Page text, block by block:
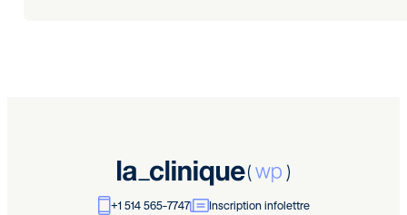
+1 514 565-7747 Inscription infolettre